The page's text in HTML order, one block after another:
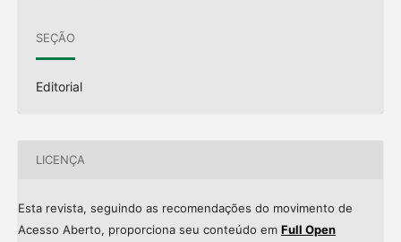
SEÇÃO
Editorial
LICENÇA
Esta revista, seguindo as recomendações do movimento de
Acesso Aberto, proporciona seu conteúdo em Full Open